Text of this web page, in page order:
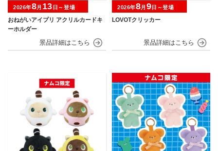
おねがいアイプリ アクリルカードキ
ーホルダー
2026年8月 13 日～登場
LOVOTクリッカー
2026年8月 9日～登場